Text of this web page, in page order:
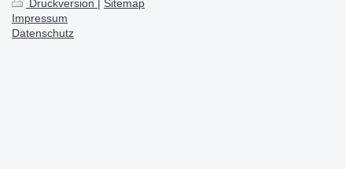
Druckversion | Sitemap
Impressum
Datenschutz